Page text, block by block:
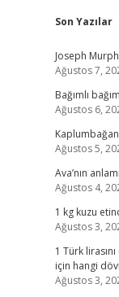
Son Yazılar
Joseph
Ağustos 7,
Bağımlı
Ağustos 6,
Ağustos 5,
Ava’nın
Ağustos 4,
1 kg kuzu
Ağustos 3,
1 Türk
için hangi
Ağustos 3,